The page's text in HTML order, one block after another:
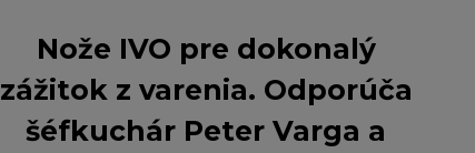
Nože IVO pre dokonalý
zážitok z varenia. Odporúča
šéfkuchár Peter Varga a